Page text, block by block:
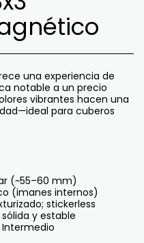
una experiencia de
notable a un precio
vibrantes hacen una
para cuberos
(~55–60 mm)
(imanes internos)
stickerless
y estable
Intermedio